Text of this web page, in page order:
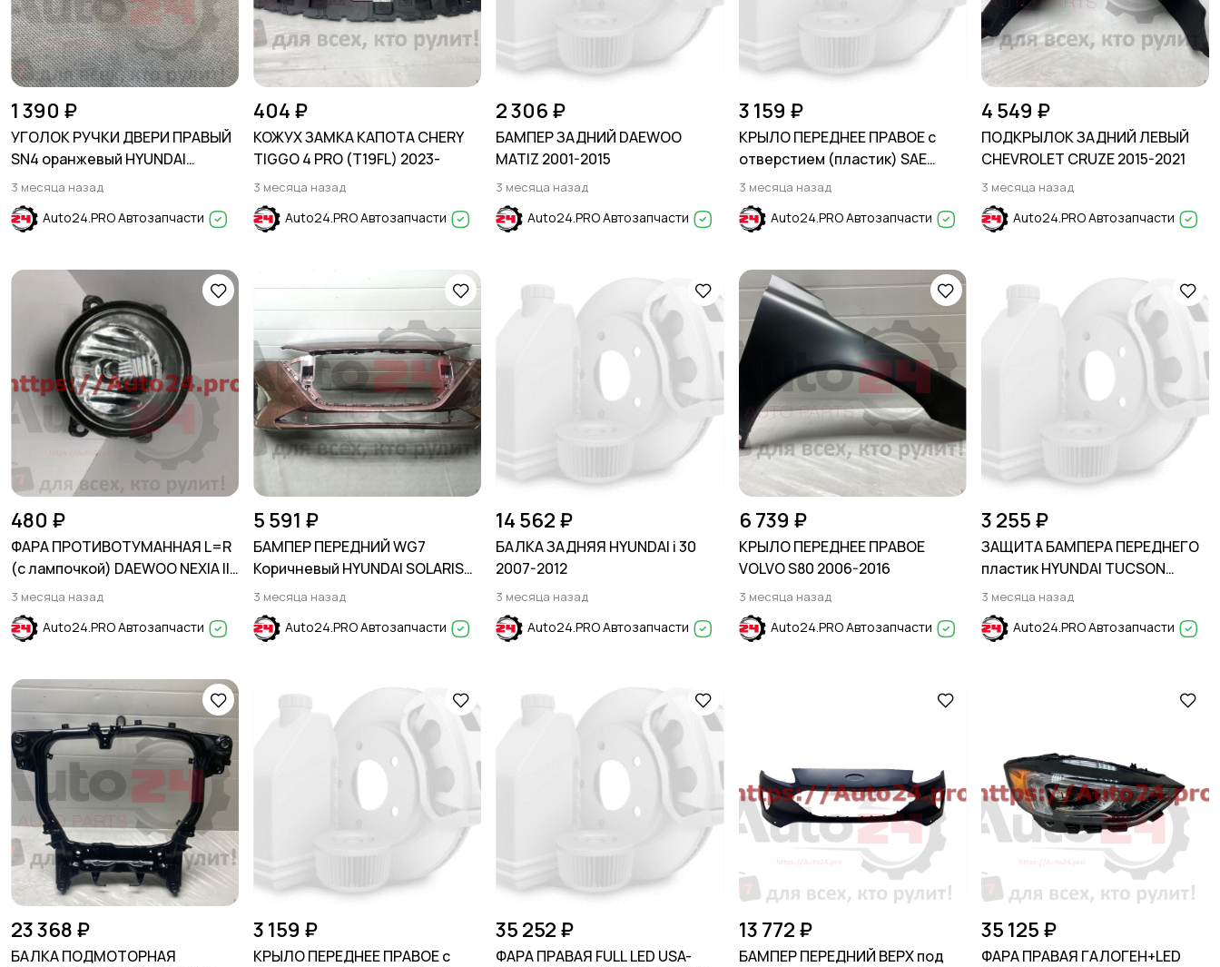
1 390 ₽
УГОЛОК РУЧКИ ДВЕРИ ПРАВЫЙ
SN4 оранжевый HYUNDAI
SOLARIS 2017-2024
3 месяца назад
Auto24.PRO Автозапчасти
404 ₽
КОЖУХ ЗАМКА КАПОТА CHERY
TIGGO 4 PRO (T19FL) 2023-
3 месяца назад
Auto24.PRO Автозапчасти
2 306 ₽
БАМПЕР ЗАДНИЙ DAEWOO
MATIZ 2001-2015
3 месяца назад
Auto24.PRO Автозапчасти
3 159 ₽
КРЫЛО ПЕРЕДНЕЕ ПРАВОЕ с
отверстием (пластик) SAE
Carbon Grey HYUNDAI SOLARIS
2011-2017
3 месяца назад
Auto24.PRO Автозапчасти
4 549 ₽
ПОДКРЫЛОК ЗАДНИЙ ЛЕВЫЙ
CHEVROLET CRUZE 2015-2021
3 месяца назад
Auto24.PRO Автозапчасти
480 ₽
ФАРА ПРОТИВОТУМАННАЯ L=R
(с лампочкой) DAEWOO NEXIA II
2008- /2012-
3 месяца назад
Auto24.PRO Автозапчасти
5 591 ₽
БАМПЕР ПЕРЕДНИЙ WG7
Коричневый HYUNDAI SOLARIS
2020-2024
3 месяца назад
Auto24.PRO Автозапчасти
14 562 ₽
БАЛКА ЗАДНЯЯ HYUNDAI i 30
2007-2012
3 месяца назад
Auto24.PRO Автозапчасти
6 739 ₽
КРЫЛО ПЕРЕДНЕЕ ПРАВОЕ
VOLVO S80 2006-2016
3 месяца назад
Auto24.PRO Автозапчасти
3 255 ₽
ЗАЩИТА БАМПЕРА ПЕРЕДНЕГО
пластик HYUNDAI TUCSON
2004-2009
3 месяца назад
Auto24.PRO Автозапчасти
23 368 ₽
БАЛКА ПОДМОТОРНАЯ
3 159 ₽
КРЫЛО ПЕРЕДНЕЕ ПРАВОЕ с
35 252 ₽
ФАРА ПРАВАЯ FULL LED USA-
13 772 ₽
БАМПЕР ПЕРЕДНИЙ ВЕРХ под
35 125 ₽
ФАРА ПРАВАЯ ГАЛОГЕН+LED